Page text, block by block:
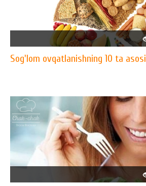
Sog'lom ovqatlanishning 10 ta asosi